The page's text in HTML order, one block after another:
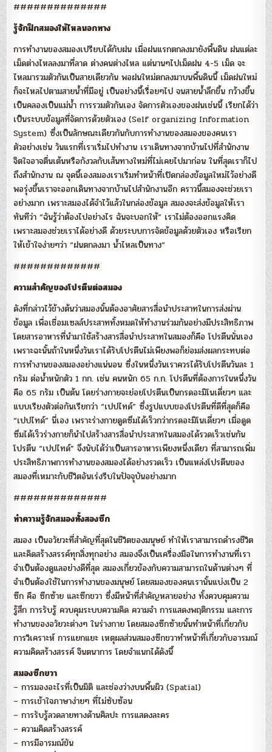
##############
รู้จักฝึกสมองให้ไหลนอกทาง
การทำงานของสมองเปรียบได้กับฝน เมื่อฝนแรกตกลงมายังพื้นดิน ฝนแต่ละ
เม็ดต่างไหลลงมาที่ลาด ต่างคนต่างไหล แต่นานๆไปเม็ดฝน 4-5 เม็ด จะ
ไหลมารวมตัวกันเป็นสายเดียวกัน พอฝนใหม่ตกลงมาบนพื้นดินนี้ เม็ดฝนใหม่
ก็จะไหลไปตามสายน้ำที่มีอยู่ เป็นอย่างนี้เรื่อยๆไป จนสายน้ำลึกขึ้น กว้างขึ้น
เป็นคลองเป็นแม่น้ำ การรวมตัวกันเอง จัดการตัวเองของฝนเช่นนี้ เรียกได้ว่า
เป็นระบบข้อมูลที่จัดการด้วยตัวเอง (Self organizing Information
System) ซึ่งเป็นลักษณะเดียวกันกับการทำงานของสมองของคนเรา
ตัวอย่างเช่น วันแรกที่เราเริ่มไปทำงาน เราเดินทางจากบ้านไปที่สำนักงาน
จิตใจอาจตื่นเต้นหรือกังวลกับเส้นทางใหม่ที่ไม่เคยไปมาก่อน ในที่สุดเราก็ไป
ถึงสำนักงาน ณ จุดนี้เองสมองเราเริ่มทำหน้าที่เปิดกล่องข้อมูลใหม่ไว้อย่างดี
พอรุ่งขึ้นเราจะออกเดินทางจากบ้านไปสำนักงานอีก คราวนี้สมองจะช่วยเรา
อย่างมาก เพราะสมองได้จำไว้แล้วในกล่องข้อมูล สมองจะส่งข้อมูลให้เรา
ทันทีว่า “ฉันรู้ว่าต้องไปอย่างไร ฉันจะบอกให้” เราไม่ต้องออกแรงคิด
เพราะสมองช่วยเราได้อย่างดี ด้วยระบบการจัดข้อมูลด้วยตัวเอง หรือเรียก
ให้เข้าใจง่ายๆว่า “ฝนตกลงมา น้ำไหลเป็นทาง”
#############
ความสำคัญของโปรตีนต่อสมอง
ดังที่กล่าวไว้ข้างต้นว่าสมองนั้นต้องอาศัยสารสื่อนำประสาทในการส่งผ่าน
ข้อมูล เพื่อเชื่อมเซลล์ประสาททั้งหมดให้ทำงานร่วมกันอย่างมีประสิทธิภาพ
โดยสารอาหารที่นำมาใช้สร้างสารสื่อนำประสาทในสมองก็คือ โปรตีนนั่นเอง
เพราะฉะนั้นถ้าในหนึ่งวันเราได้รับโปรตีนไม่เพียงพอก็ย่อมส่งผลกระทบต่อ
การทำงานของสมองอย่างแน่นอน ซึ่งในหนึ่งวันเราควรได้รับโปรตีนวันละ 1
กรัม ต่อน้ำหนักตัว 1 กก. เช่น คนหนัก 65 ก.ก. โปรตีนที่ต้องการในหนึ่งวัน
คือ 65 กรัม เป็นต้น โดยร่างกายจะย่อยโปรตีนเป็นกรดอะมิโนเดี่ยวๆ และ
แบบเรียงตัวต่อกันเรียกว่า “เปปไทด์” ซึ่งรูปแบบของโปรตีนที่ดีที่สุดก็คือ
“เปปไทด์” นี่เอง เพราะร่างกายดูดซึมได้เร็วกว่ากรดอะมิโนเดี่ยวๆ เมื่อดูด
ซึมได้เร็วร่างกายก็นำไปสร้างสารสื่อนำประสาทในสมองได้รวดเร็วเช่นกัน
โปรตีน “เปปไทด์” จึงนับได้ว่าเป็นสารอาหารเพียงหนึ่งเดียว ที่สามารถเพิ่ม
ประสิทธิภาพการทำงานของสมองได้อย่างรวดเร็ว เป็นแหล่งโปรตีนของ
สมองที่เหมาะกับชีวิตอันเร่งรีบในปัจจุบันอย่างมาก
##############
ทำความรู้จักสมองทั้งสองซีก
สมอง เป็นอวัยวะที่สำคัญที่สุดในชีวิตของมนุษย์ ทำให้เราสามารถดำรงชีวิต
และคิดสร้างสรรค์ทุกสิ่งทุกอย่าง สมองจึงเป็นเครื่องมือในการทำงานที่เรา
จำเป็นต้องดูแลอย่างดีที่สุด สมองเกี่ยวข้องกับความสามารถในด้านต่างๆ ที่
จำเป็นต้องใช้ในการทำงานของมนุษย์ โดยสมองของคนเรานั้นแบ่งเป็น 2
ซีก คือ ซีกซ้าย และซีกขวา ซึ่งมีหน้าที่สำคัญหลายอย่าง ทั้งควบคุมความ
รู้สึก การรับรู้ ควบคุมระบบความคิด ความจำ การแสดงพฤติกรรม และการ
ทำงานของอวัยวะต่างๆ ในร่างกาย โดยสมองซีกซ้ายนั้นทำหน้าที่เกี่ยวกับ
การวิเคราะห์ การแยกแยะ เหตุผลส่วนสมองซีกขวาทำหน้าที่เกี่ยวกับอารมณ์
ความคิดสร้างสรรค์ จินตนาการ โดยจำแนกได้ดังนี้
สมองซีกขวา
– การมองอะไรที่เป็นมิติ และช่องว่างบนพื้นผิว (Spatial)
– การเข้าใจภาษาง่ายๆ ที่ไม่ซับซ้อน
– การรับรู้ลวดลายทางด้านศิลปะ การแสดงละคร
– ความคิดสร้างสรรค์
– การมีอารมณ์ขัน